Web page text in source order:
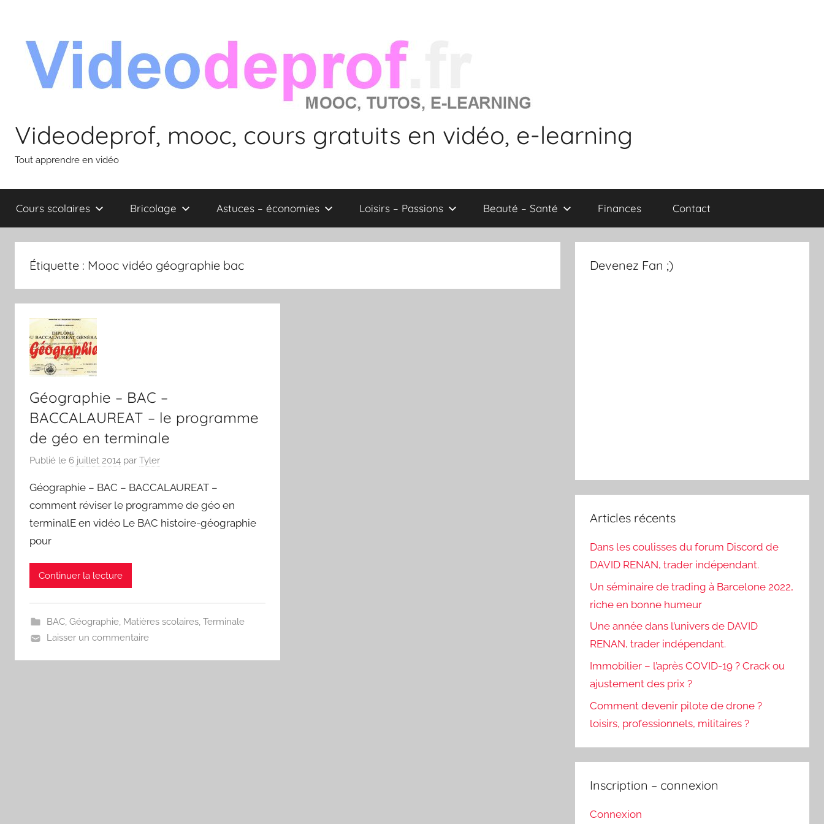
contenu
Videodeprof, mooc, cours gratuits en vidéo, e-learning
Tout apprendre en vidéo
Cours scolaires Bricolage Astuces – économies Loisirs – Passions Beauté – Santé Finances Contact
Étiquette : Mooc vidéo géographie bac
Géographie – BAC –
BACCALAUREAT – le programme
de géo en terminale
Publié le 6 juillet 2014 par Tyler
Géographie – BAC – BACCALAUREAT –
comment réviser le programme de géo en
terminalE en vidéo Le BAC histoire-géographie
pour
Continuer la lecture
BAC, Géographie, Matières scolaires, Terminale
Laisser un commentaire
Devenez Fan ;)
Articles récents
Dans les coulisses du forum Discord de
DAVID RENAN, trader indépendant.
Un séminaire de trading à Barcelone 2022,
riche en bonne humeur
Une année dans l’univers de DAVID
RENAN, trader indépendant.
Immobilier – l’après COVID-19 ? Crack ou
ajustement des prix ?
Comment devenir pilote de drone ?
loisirs, professionnels, militaires ?
Inscription – connexion
Connexion